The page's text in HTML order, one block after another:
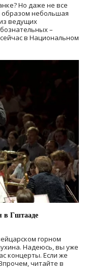
Но даже не все
образом небольшая
ведущих
–
в Национальном
в Гштааде
горном
Надеюсь, вы уже
концерты. Если же
читайте в